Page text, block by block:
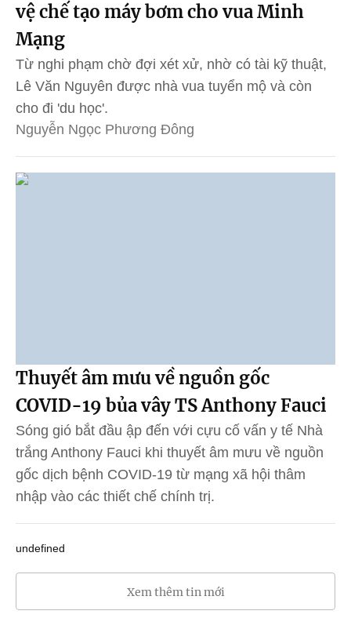
vệ chế tạo máy bơm cho vua Minh
Mạng
Từ nghi phạm chờ đợi xét xử, nhờ có tài kỹ thuật,
Lê Văn Nguyên được nhà vua tuyển mộ và còn
cho đi 'du học'.
Nguyễn Ngọc Phương Đông
Thuyết âm mưu về nguồn gốc
COVID-19 bủa vây TS Anthony Fauci
Sóng gió bắt đầu ập đến với cựu cố vấn y tế Nhà
trắng Anthony Fauci khi thuyết âm mưu về nguồn
gốc dịch bệnh COVID-19 từ mạng xã hội thâm
nhập vào các thiết chế chính trị.
undefined
Xem thêm tin mới